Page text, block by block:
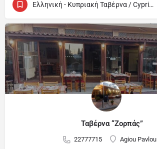
Ελληνική - Κυπριακή Ταβέρνα / Cypriot and Greek Tavern
Ταβέρνα “Ζορπάς”
22777715 Agiou Pavlou